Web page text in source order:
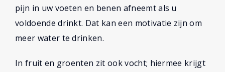
pijn in uw voeten en benen afneemt als u
voldoende drinkt. Dat kan een motivatie zijn om
meer water te drinken.
In fruit en groenten zit ook vocht; hiermee krijgt